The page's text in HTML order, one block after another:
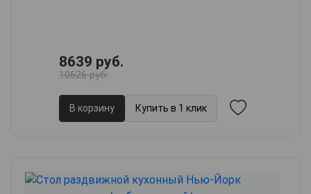
8639 руб.
10626 руб.
В корзину Купить в 1 клик